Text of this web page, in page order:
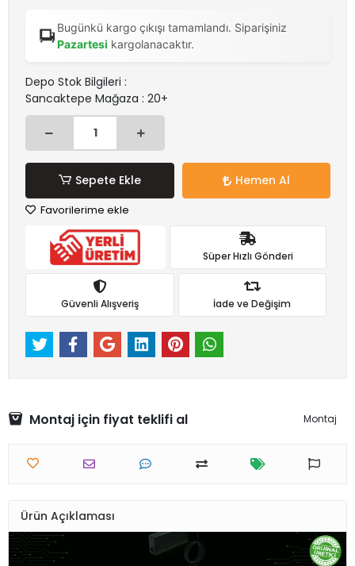
Bugünkü kargo çıkışı tamamlandı. Siparişiniz
Pazartesi kargolanacaktır.
Depo Stok Bilgileri :
Sancaktepe Mağaza : 20+
Sepete Ekle Hemen Al
Favorilerime ekle
Süper Hızlı Gönderi
Güvenli Alışveriş İade ve Değişim
Montaj için fiyat teklifi al Montaj
Ürün Açıklaması